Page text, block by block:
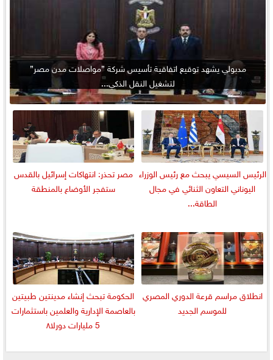
مدبولي يشهد توقيع اتفاقية تأسيس شركة ”مواصلات مدن مصر”
لتشغيل النقل الذكي...
الرئيس السيسي يبحث مع رئيس الوزراء
اليوناني التعاون الثنائي في مجال
الطاقة...
مصر تحذر: انتهاكات إسرائيل بالقدس
ستفجر الأوضاع بالمنطقة
انطلاق مراسم قرعة الدوري المصري
للموسم الجديد
الحكومة تبحث إنشاء مدينتين طبيتين
بالعاصمة الإدارية والعلمين باستثمارات
5 مليارات دورلا٨